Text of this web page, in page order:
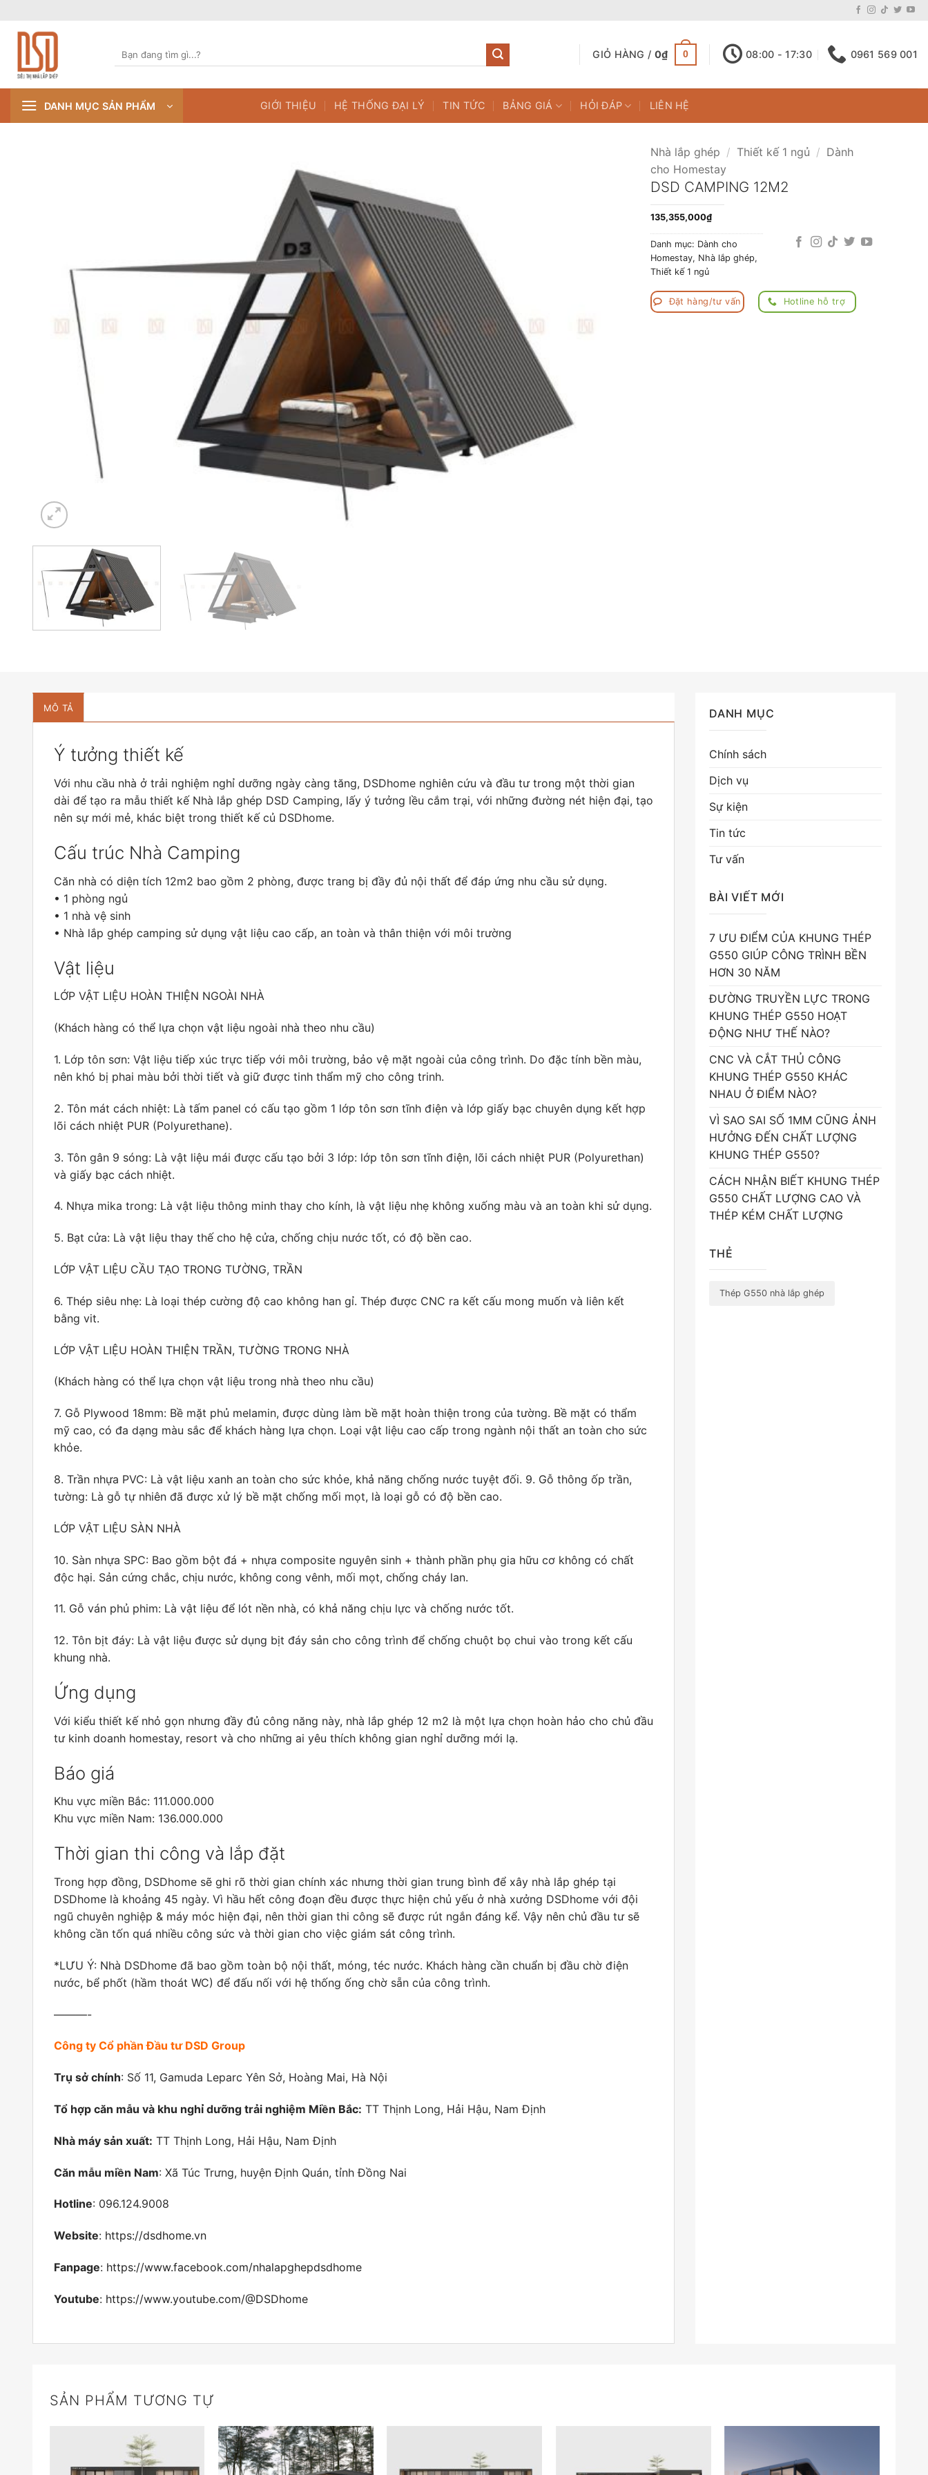
content
Tìm
kiếm:
GIỎ HÀNG / 0₫ 0 08:00 - 17:30 0961 569 001
DANH MỤC SẢN PHẨM GIỚI THIỆU HỆ THỐNG ĐẠI LÝ TIN TỨC BẢNG GIÁ HỎI ĐÁP LIÊN HỆ
Nhà lắp ghép / Thiết kế 1 ngủ / Dành
cho Homestay
DSD CAMPING 12M2
135,355,000₫
Danh mục: Dành cho
Homestay, Nhà lắp ghép,
Thiết kế 1 ngủ
Đặt hàng/tư vấn Hotline hỗ trợ
MÔ TẢ
Ý tưởng thiết kế
Với nhu cầu nhà ở trải nghiệm nghỉ dưỡng ngày càng tăng, DSDhome nghiên cứu và đầu tư trong một thời gian
dài để tạo ra mẫu thiết kế Nhà lắp ghép DSD Camping, lấy ý tưởng lều cắm trại, với những đường nét hiện đại, tạo
nên sự mới mẻ, khác biệt trong thiết kế củ DSDhome.
Cấu trúc Nhà Camping
Căn nhà có diện tích 12m2 bao gồm 2 phòng, được trang bị đầy đủ nội thất để đáp ứng nhu cầu sử dụng.
• 1 phòng ngủ
• 1 nhà vệ sinh
• Nhà lắp ghép camping sử dụng vật liệu cao cấp, an toàn và thân thiện với môi trường
Vật liệu
LỚP VẬT LIỆU HOÀN THIỆN NGOÀI NHÀ
(Khách hàng có thể lựa chọn vật liệu ngoài nhà theo nhu cầu)
1. Lớp tôn sơn: Vật liệu tiếp xúc trực tiếp với môi trường, bảo vệ mặt ngoài của công trình. Do đặc tính bền màu,
nên khó bị phai màu bởi thời tiết và giữ được tinh thẩm mỹ cho công trinh.
2. Tôn mát cách nhiệt: Là tấm panel có cấu tạo gồm 1 lớp tôn sơn tĩnh điện và lớp giấy bạc chuyên dụng kết hợp
lõi cách nhiệt PUR (Polyurethane).
3. Tôn gân 9 sóng: Là vật liệu mái được cấu tạo bởi 3 lớp: lớp tôn sơn tĩnh điện, lõi cách nhiệt PUR (Polyurethan)
và giấy bạc cách nhiệt.
4. Nhựa mika trong: Là vật liệu thông minh thay cho kính, là vật liệu nhẹ không xuống màu và an toàn khi sử dụng.
5. Bạt cửa: Là vật liệu thay thế cho hệ cửa, chống chịu nước tốt, có độ bền cao.
LỚP VẬT LIỆU CẦU TẠO TRONG TƯỜNG, TRẦN
6. Thép siêu nhẹ: Là loại thép cường độ cao không han gỉ. Thép được CNC ra kết cấu mong muốn và liên kết
bằng vit.
LỚP VẬT LIỆU HOÀN THIỆN TRẦN, TƯỜNG TRONG NHÀ
(Khách hàng có thể lựa chọn vật liệu trong nhà theo nhu cầu)
7. Gỗ Plywood 18mm: Bề mặt phủ melamin, được dùng làm bề mặt hoàn thiện trong của tường. Bề mặt có thẩm
mỹ cao, có đa dạng màu sắc để khách hàng lựa chọn. Loại vật liệu cao cấp trong ngành nội thất an toàn cho sức
khỏe.
8. Trần nhựa PVC: Là vật liệu xanh an toàn cho sức khỏe, khả năng chống nước tuyệt đối. 9. Gỗ thông ốp trần,
tường: Là gỗ tự nhiên đã được xử lý bề mặt chống mối mọt, là loại gỗ có độ bền cao.
LỚP VẬT LIỆU SÀN NHÀ
10. Sàn nhựa SPC: Bao gồm bột đá + nhựa composite nguyên sinh + thành phần phụ gia hữu cơ không có chất
độc hại. Sản cứng chắc, chịu nước, không cong vênh, mối mọt, chống cháy lan.
11. Gỗ ván phủ phim: Là vật liệu để lót nền nhà, có khả năng chịu lực và chống nước tốt.
12. Tôn bịt đáy: Là vật liệu được sử dụng bịt đáy sản cho công trình để chống chuột bọ chui vào trong kết cấu
khung nhà.
Ứng dụng
Với kiểu thiết kế nhỏ gọn nhưng đầy đủ công năng này, nhà lắp ghép 12 m2 là một lựa chọn hoàn hảo cho chủ đầu
tư kinh doanh homestay, resort và cho những ai yêu thích không gian nghỉ dưỡng mới lạ.
Báo giá
Khu vực miền Bắc: 111.000.000
Khu vực miền Nam: 136.000.000
Thời gian thi công và lắp đặt
Trong hợp đồng, DSDhome sẽ ghi rõ thời gian chính xác nhưng thời gian trung bình để xây nhà lắp ghép tại
DSDhome là khoảng 45 ngày. Vì hầu hết công đoạn đều được thực hiện chủ yếu ở nhà xưởng DSDhome với đội
ngũ chuyên nghiệp & máy móc hiện đại, nên thời gian thi công sẽ được rút ngắn đáng kể. Vậy nên chủ đầu tư sẽ
không cần tốn quá nhiều công sức và thời gian cho việc giám sát công trình.
*LƯU Ý: Nhà DSDhome đã bao gồm toàn bộ nội thất, móng, téc nước. Khách hàng cần chuẩn bị đầu chờ điện
nước, bể phốt (hầm thoát WC) để đấu nối với hệ thống ống chờ sẵn của công trình.
———-
Công ty Cổ phần Đầu tư DSD Group
Trụ sở chính: Số 11, Gamuda Leparc Yên Sở, Hoàng Mai, Hà Nội
Tổ hợp căn mẫu và khu nghỉ dưỡng trải nghiệm Miền Bắc: TT Thịnh Long, Hải Hậu, Nam Định
Nhà máy sản xuất: TT Thịnh Long, Hải Hậu, Nam Định
Căn mẫu miền Nam: Xã Túc Trưng, huyện Định Quán, tỉnh Đồng Nai
Hotline: 096.124.9008
Website: https://dsdhome.vn
Fanpage: https://www.facebook.com/nhalapghepdsdhome
Youtube: https://www.youtube.com/@DSDhome
DANH MỤC
Chính sách
Dịch vụ
Sự kiện
Tin tức
Tư vấn
BÀI VIẾT MỚI
7 ƯU ĐIỂM CỦA KHUNG THÉP
G550 GIÚP CÔNG TRÌNH BỀN
HƠN 30 NĂM
ĐƯỜNG TRUYỀN LỰC TRONG
KHUNG THÉP G550 HOẠT
ĐỘNG NHƯ THẾ NÀO?
CNC VÀ CẮT THỦ CÔNG
KHUNG THÉP G550 KHÁC
NHAU Ở ĐIỂM NÀO?
VÌ SAO SAI SỐ 1MM CŨNG ẢNH
HƯỞNG ĐẾN CHẤT LƯỢNG
KHUNG THÉP G550?
CÁCH NHẬN BIẾT KHUNG THÉP
G550 CHẤT LƯỢNG CAO VÀ
THÉP KÉM CHẤT LƯỢNG
THẺ
Thép G550 nhà lắp ghép
SẢN PHẨM TƯƠNG TỰ